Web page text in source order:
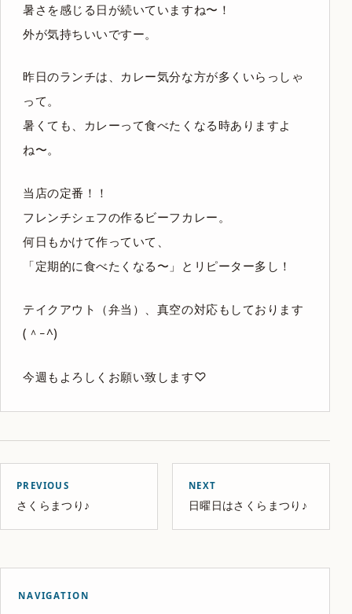
暑さを感じる日が続いていますね〜！
外が気持ちいいですー。
昨日のランチは、カレー気分な方が多くいらっしゃ
って。
暑くても、カレーって食べたくなる時ありますよ
ね〜。
当店の定番！！
フレンチシェフの作るビーフカレー。
何日もかけて作っていて、
「定期的に食べたくなる〜」とリピーター多し！
テイクアウト（弁当）、真空の対応もしております
(＾ｰ^)
今週もよろしくお願い致します♡
PREVIOUS
さくらまつり♪
NEXT
日曜日はさくらまつり♪
NAVIGATION